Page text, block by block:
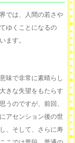
では、人間の若さや
ゆくことになるの
ます。
味で非常に素晴らし
きな失望をもたらす
うのですが、前回、
アセンション後の世
、そして、さらに寿